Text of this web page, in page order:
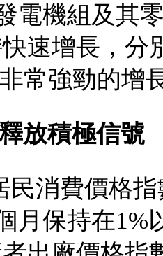
電機組及其
速增長，分
常強勁的增
放積極信號
民消費價格
月保持在1%